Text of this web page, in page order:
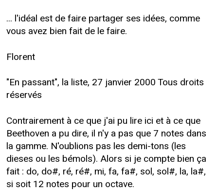
... l'idéal est de faire partager ses idées, comme
vous avez bien fait de le faire.
Florent
"En passant", la liste, 27 janvier 2000 Tous droits
réservés
Contrairement à ce que j'ai pu lire ici et à ce que
Beethoven a pu dire, il n'y a pas que 7 notes dans
la gamme. N'oublions pas les demi-tons (les
dieses ou les bémols). Alors si je compte bien ça
fait : do, do#, ré, ré#, mi, fa, fa#, sol, sol#, la, la#,
si soit 12 notes pour un octave.